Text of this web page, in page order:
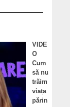
VIDE
O
Cum
să nu
trăim
viața
părin